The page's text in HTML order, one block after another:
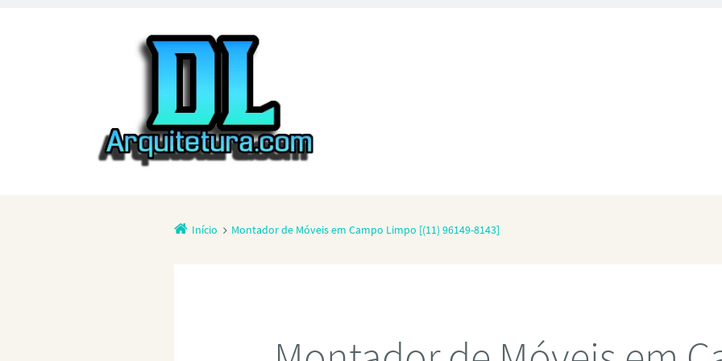
Início Montador de Móveis em Campo Limpo [(11) 96149-8143]